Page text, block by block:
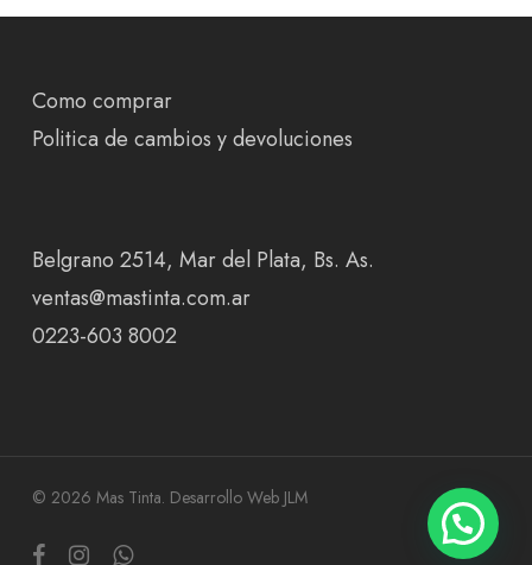
Como comprar
Politica de cambios y devoluciones
Belgrano 2514, Mar del Plata, Bs. As.
ventas@mastinta.com.ar
0223-603 8002
© 2026 Mas Tinta. Desarrollo Web JLM
facebookinstagramwhatsapp